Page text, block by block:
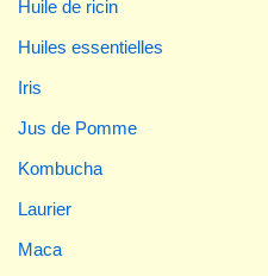
Huile de ricin
Huiles essentielles
Iris
Jus de Pomme
Kombucha
Laurier
Maca